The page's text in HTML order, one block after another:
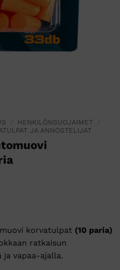
HENKILÖNSUOJAIMET
JA ANNOSTELIJAT
korvatulpat (10 paria)
ratkaisun
ja vapaa-ajalla.